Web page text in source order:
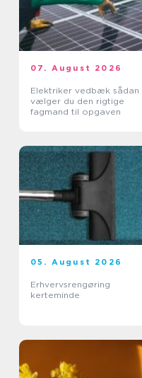
07. August 2026
Elektriker vedbæk sådan
vælger du den rigtige
fagmand til opgaven
05. August 2026
Erhvervsrengøring
kerteminde